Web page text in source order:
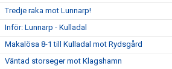
Tredje raka mot Lunnarp!
Inför: Lunnarp - Kulladal
Makalösa 8-1 till Kulladal mot Rydsgård
Väntad storseger mot Klagshamn